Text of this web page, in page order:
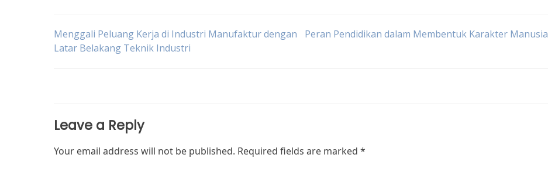
Post
Menggali Peluang Kerja di Industri Manufaktur dengan
Latar Belakang Teknik Industri
Peran Pendidikan dalam Membentuk Karakter Manusia
Leave a Reply
Your email address will not be published. Required fields are marked *